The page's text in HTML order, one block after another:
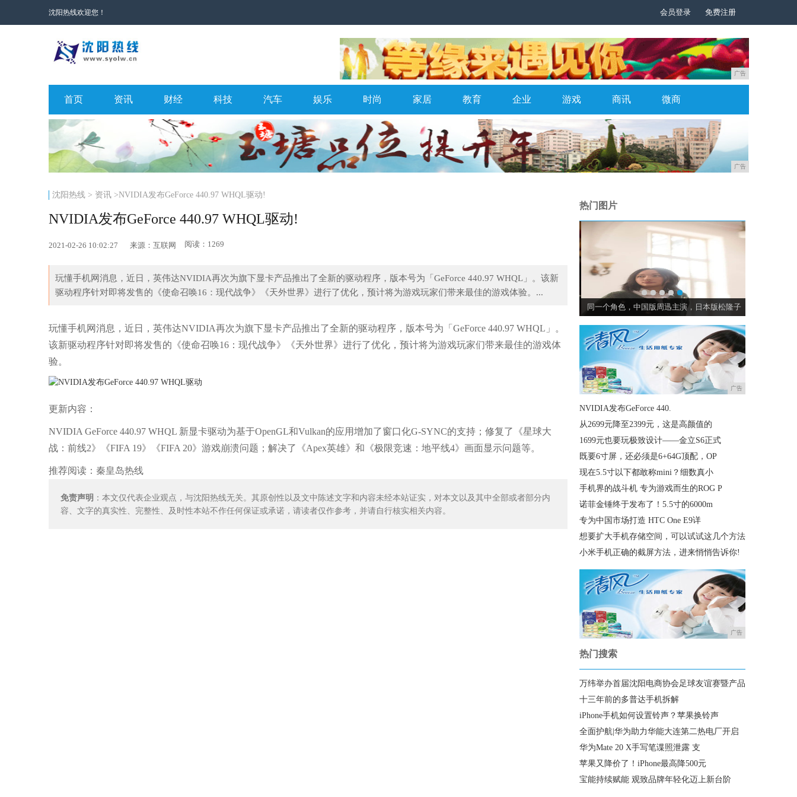
沈阳热线欢迎您！ 会员登录 免费注册
广告
首页 资讯 财经 科技 汽车 娱乐 时尚 家居 教育 企业 游戏 商讯 微商
广告
沈阳热线> 资讯>NVIDIA发布GeForce 440.97 WHQL驱动!
NVIDIA发布GeForce 440.97 WHQL驱动!
2021-02-26 10:02:27 来源：互联网 阅读：1269
玩懂手机网消息，近日，英伟达NVIDIA再次为旗下显卡产品推出了全新的驱动程序，版本号为「GeForce 440.97 WHQL」。该新
驱动程序针对即将发售的《使命召唤16：现代战争》《天外世界》进行了优化，预计将为游戏玩家们带来最佳的游戏体验。...
玩懂手机网消息，近日，英伟达NVIDIA再次为旗下显卡产品推出了全新的驱动程序，版本号为「GeForce 440.97 WHQL」。
该新驱动程序针对即将发售的《使命召唤16：现代战争》《天外世界》进行了优化，预计将为游戏玩家们带来最佳的游戏体
验。
更新内容：
NVIDIA GeForce 440.97 WHQL 新显卡驱动为基于OpenGL和Vulkan的应用增加了窗口化G-SYNC的支持；修复了《星球大
战：前线2》《FIFA 19》《FIFA 20》游戏崩溃问题；解决了《Apex英雄》和《极限竞速：地平线4》画面显示问题等。
推荐阅读： 秦皇岛热线
免责声明 ：本文仅代表企业观点，与沈阳热线无关。其原创性以及文中陈述文字和内容未经本站证实，对本文以及其中全部或者部分内
容、文字的真实性、完整性、及时性本站不作任何保证或承诺，请读者仅作参考，并请自行核实相关内容。
热门图片
侣谁在你心中最登 同一个角色，中国版周迅主演，日本版松隆子
广告
NVIDIA发布GeForce 440.
从2699元降至2399元，这是高颜值的
1699元也要玩极致设计——金立S6正式
既要6寸屏，还必须是6+64G顶配，OP
现在5.5寸以下都敢称mini？细数真小
手机界的战斗机 专为游戏而生的ROG P
诺菲金锤终于发布了！5.5寸的6000m
专为中国市场打造 HTC One E9详
想要扩大手机存储空间，可以试试这几个方法
小米手机正确的截屏方法，进来悄悄告诉你!
广告
热门搜索
万纬举办首届沈阳电商协会足球友谊赛暨产品
十三年前的多普达手机拆解
iPhone手机如何设置铃声？苹果换铃声
全面护航|华为助力华能大连第二热电厂开启
华为Mate 20 X手写笔谍照泄露 支
苹果又降价了！iPhone最高降500元
宝能持续赋能 观致品牌年轻化迈上新台阶